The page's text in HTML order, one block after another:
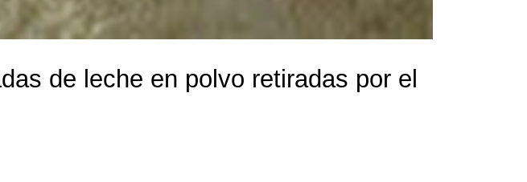
de leche en polvo retiradas por el